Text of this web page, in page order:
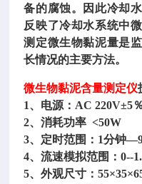
备的腐蚀。因此冷却
反映了冷却水系统中
测定微生物黏泥量是
长情况的主要方法。
微生物黏泥含量测定仪
1、电源：AC 220V±5
2、消耗功率 <50W
3、定时范围：1分钟
4、流速模拟范围：0--
5、外观尺寸：